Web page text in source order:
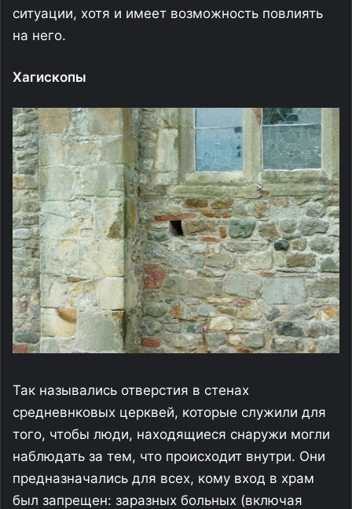
ситуации, хотя и имеет возможность повлиять
на него.
Хагископы
Так назывались отверстия в стенах
средневнковых церквей, которые служили для
того, чтобы люди, находящиеся снаружи могли
наблюдать за тем, что происходит внутри. Они
предназначались для всех, кому вход в храм
был запрещен: заразных больных (включая